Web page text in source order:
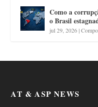
Como a
o Brasil
jul 29, 2026|
AT & ASP NEWS